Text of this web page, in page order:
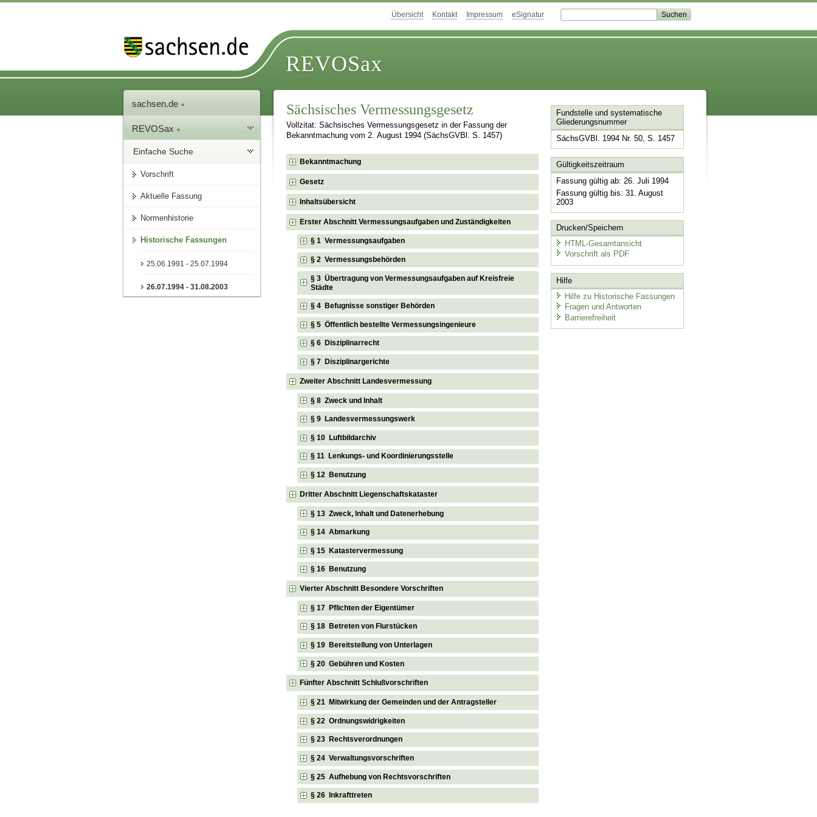
Übersicht Kontakt Impressum eSignatur
REVOSax
sachsen.de
REVOSax
Einfache Suche
Vorschrift
Aktuelle Fassung
Normenhistorie
Historische Fassungen
25.06.1991 - 25.07.1994
26.07.1994 - 31.08.2003
Sächsisches Vermessungsgesetz
Vollzitat: Sächsisches Vermessungsgesetz in der Fassung der
Bekanntmachung vom 2. August 1994 (SächsGVBl. S. 1457)
Bekanntmachung
Gesetz
Inhaltsübersicht
Erster Abschnitt Vermessungsaufgaben und Zuständigkeiten
§ 1 Vermessungsaufgaben
§ 2 Vermessungsbehörden
§ 3 Übertragung von Vermessungsaufgaben auf Kreisfreie
Städte
§ 4 Befugnisse sonstiger Behörden
§ 5 Öffentlich bestellte Vermessungsingenieure
§ 6 Disziplinarrecht
§ 7 Disziplinargerichte
Zweiter Abschnitt Landesvermessung
§ 8 Zweck und Inhalt
§ 9 Landesvermessungswerk
§ 10 Luftbildarchiv
§ 11 Lenkungs- und Koordinierungsstelle
§ 12 Benutzung
Dritter Abschnitt Liegenschaftskataster
§ 13 Zweck, Inhalt und Datenerhebung
§ 14 Abmarkung
§ 15 Katastervermessung
§ 16 Benutzung
Vierter Abschnitt Besondere Vorschriften
§ 17 Pflichten der Eigentümer
§ 18 Betreten von Flurstücken
§ 19 Bereitstellung von Unterlagen
§ 20 Gebühren und Kosten
Fünfter Abschnitt Schlußvorschriften
§ 21 Mitwirkung der Gemeinden und der Antragsteller
§ 22 Ordnungswidrigkeiten
§ 23 Rechtsverordnungen
§ 24 Verwaltungsvorschriften
§ 25 Aufhebung von Rechtsvorschriften
§ 26 Inkrafttreten
Fundstelle und systematische
Gliederungsnummer
SächsGVBl. 1994 Nr. 50, S. 1457
Gültigkeitszeitraum
Fassung gültig ab: 26. Juli 1994
Fassung gültig bis: 31. August
2003
Drucken/Speichern
HTML-Gesamtansicht
Vorschrift als PDF
Hilfe
Hilfe zu Historische Fassungen
Fragen und Antworten
Barrierefreiheit